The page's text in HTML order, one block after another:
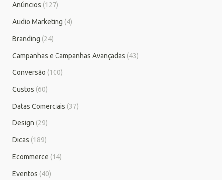
Anúncios (127)
Audio Marketing (4)
Branding (24)
Campanhas e Campanhas Avançadas (43)
Conversão (100)
Custos (60)
Datas Comerciais (37)
Design (29)
Dicas (189)
Ecommerce (14)
Eventos (40)